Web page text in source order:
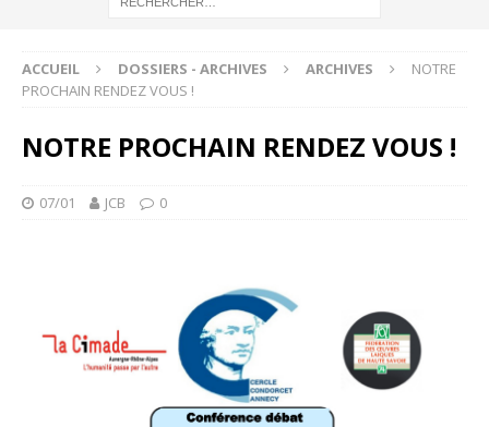
ACCUEIL DOSSIERS - ARCHIVES ARCHIVES
NOTRE
PROCHAIN RENDEZ VOUS !
NOTRE PROCHAIN RENDEZ VOUS !
07/01 JCB 0